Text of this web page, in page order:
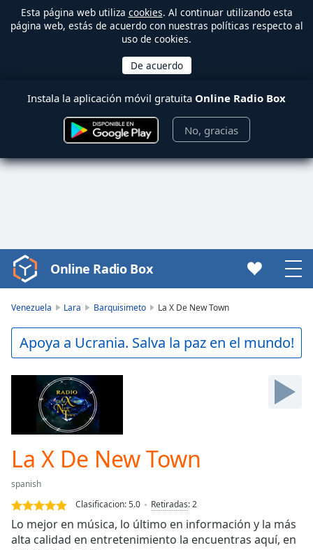
Esta página web utiliza cookies. Al continuar utilizando esta
página web, estás de acuerdo con nuestras políticas respecto al
uso de cookies.
Instala la aplicación móvil gratuita Online Radio Box
No, gracias
Video
Player
Play
Video
Backward
Mute
Current
Time0:00
Duration
Loaded:
0.00%
Stream
Online Radio Box
Venezuela Lara Barquisimeto La X De New Town
Apoya a Ucrania. Salva la paz en el mundo!
La X De New Town
spanish
Clasificacion:5.0 Retiradas:2
Lo mejor en música, lo último en información y la más
alta calidad en entretenimiento la encuentras aquí, en